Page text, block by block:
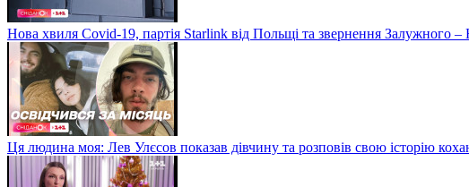
Нова хвиля Covid-19, партія Starlink від Польщі та звернення Залужного
Ця людина моя: Лев Улєсов показав дівчину та розповів свою історію